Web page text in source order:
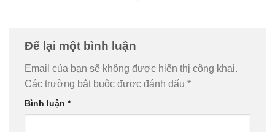
Để lại một bình luận
Email của bạn sẽ không được hiển thị công khai.
Các trường bắt buộc được đánh dấu *
Bình luận *